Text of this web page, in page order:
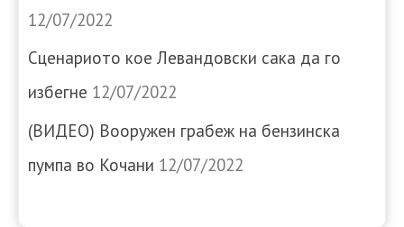
12/07/2022
Сценариото кое Левандовски сака да го
избегне 12/07/2022
(ВИДЕО) Вооружен грабеж на бензинска
пумпа во Кочани 12/07/2022